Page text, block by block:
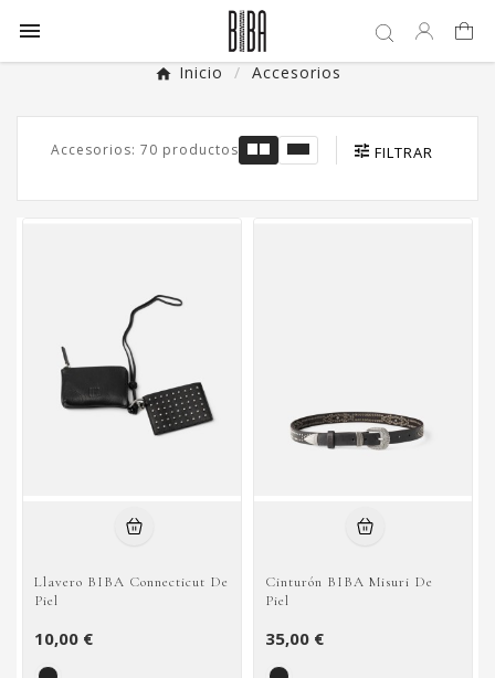

Inicio Accesorios
FILTRAR
Accesorios: 70 productos
Llavero BIBA Connecticut De
Piel
10,00 €
Cinturón BIBA Misuri De
Piel
35,00 €